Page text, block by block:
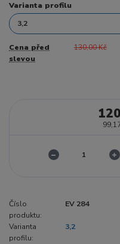
Varianta profilu
Cena před
slevou
130,00 Kč
Číslo
produktu:
EV 284
Varianta
profilu:
3,2